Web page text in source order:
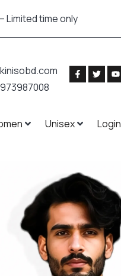
Limited time only
Unisex Login